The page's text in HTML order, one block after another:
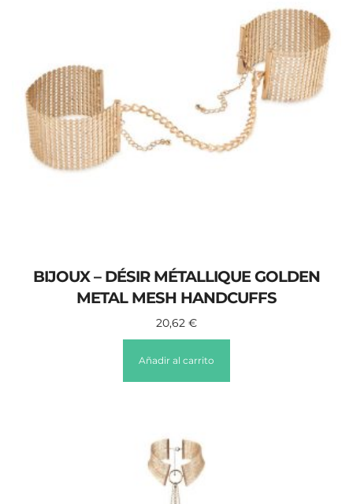
BIJOUX – DÉSIR MÉTALLIQUE GOLDEN
METAL MESH HANDCUFFS
20,62 €
Añadir al carrito